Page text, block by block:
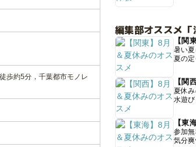
歩約5分，千葉都市モノレ
編集部オススメ「
【関
暑い
夏の
【関
夏休
水遊
【東
参加
気分